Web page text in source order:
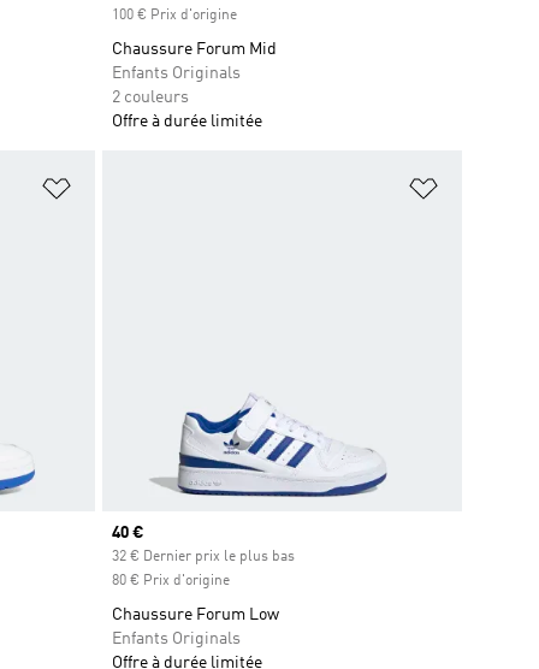
100 € Prix d'origine
Chaussure Forum Mid
Enfants Originals
2 couleurs
Offre à durée limitée
Prix actuel
40 €
32 € Dernier prix le plus bas
80 € Prix d'origine
Chaussure Forum Low
Enfants Originals
Offre à durée limitée